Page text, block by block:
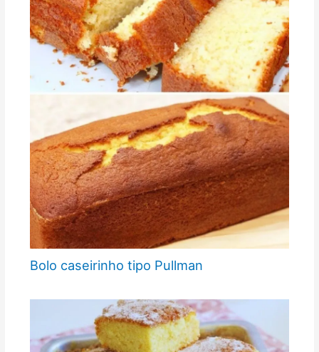
Bolo caseirinho tipo Pullman